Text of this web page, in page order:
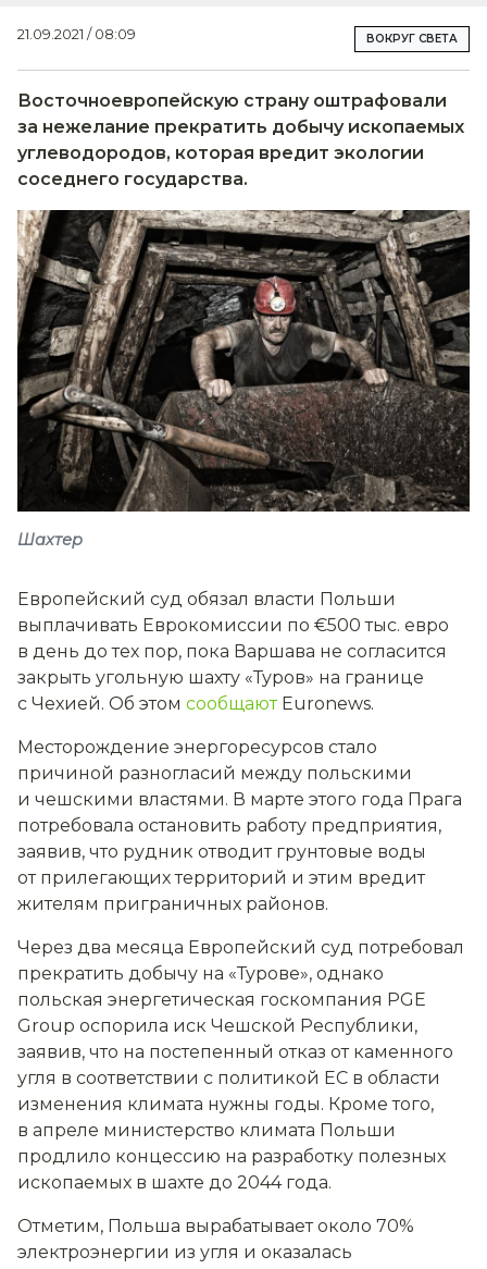
21.09.2021 / 08:09 ВОКРУГ СВЕТА
Восточноевропейскую страну оштрафовали
за нежелание прекратить добычу ископаемых
углеводородов, которая вредит экологии
соседнего государства.
Шахтер
Европейский суд обязал власти Польши
выплачивать Еврокомиссии по €500 тыс. евро
в день до тех пор, пока Варшава не согласится
закрыть угольную шахту «Туров» на границе
с Чехией. Об этом сообщаютEuronews.
Месторождение энергоресурсов стало
причиной разногласий между польскими
и чешскими властями. В марте этого года Прага
потребовала остановить работу предприятия,
заявив, что рудник отводит грунтовые воды
от прилегающих территорий и этим вредит
жителям приграничных районов.
Через два месяца Европейский суд потребовал
прекратить добычу на «Турове», однако
польская энергетическая госкомпания PGE
Group оспорила иск Чешской Республики,
заявив, что на постепенный отказ от каменного
угля в соответствии с политикой ЕС в области
изменения климата нужны годы. Кроме того,
в апреле министерство климата Польши
продлило концессию на разработку полезных
ископаемых в шахте до 2044 года.
Отметим, Польша вырабатывает около 70%
электроэнергии из угля и оказалась